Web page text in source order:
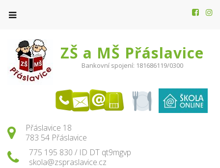
ZŠ a MŠ Přáslavice
Bankovní spojení: 181686119/0300
Přáslavice 18
783 54 Přáslavice
775 195 830 / ID DT qt9mgvp
skola@zspraslavice.cz